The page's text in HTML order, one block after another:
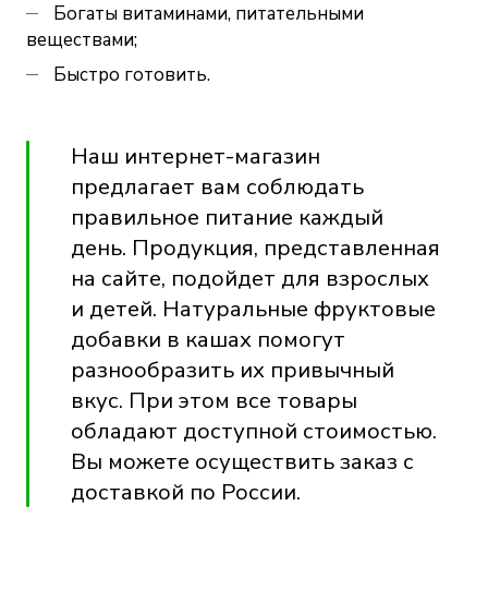
Богаты витаминами, питательными
веществами;
Быстро готовить.
Наш интернет-магазин
предлагает вам соблюдать
правильное питание каждый
день. Продукция, представленная
на сайте, подойдет для взрослых
и детей. Натуральные фруктовые
добавки в кашах помогут
разнообразить их привычный
вкус. При этом все товары
обладают доступной стоимостью.
Вы можете осуществить заказ с
доставкой по России.